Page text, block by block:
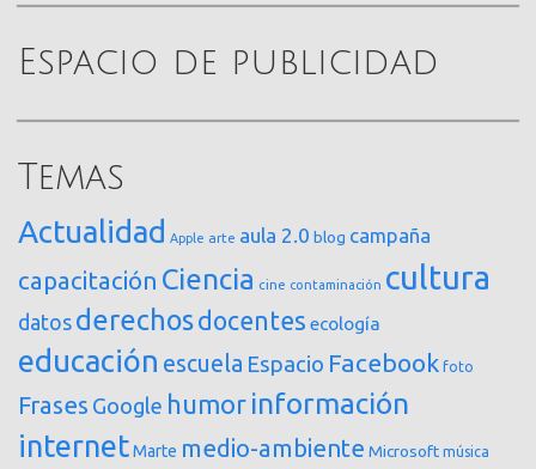
Espacio de publicidad
Temas
Actualidad Apple arte aula 2.0 blog campaña
capacitación Ciencia cine contaminación cultura
datos derechosdocentes ecología
educación escuela Espacio Facebook foto
Frases Google humor información
internetMarte medio-ambiente Microsoft música